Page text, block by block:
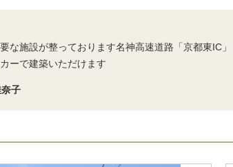
な施設が整っております名神高速道路「京都東IC
ーで建築いただけます
子